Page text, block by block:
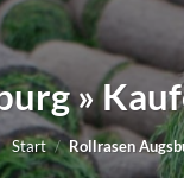
»
Start / Rollrasen